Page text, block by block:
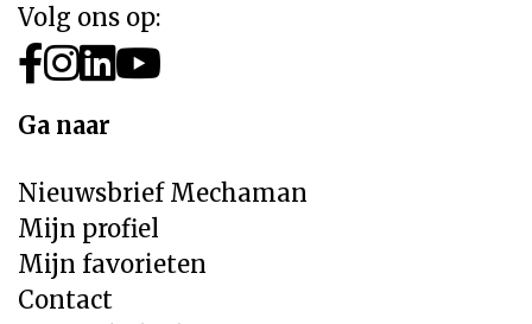
Volg ons op:
Ga naar
Nieuwsbrief Mechaman
Mijn profiel
Mijn favorieten
Contact